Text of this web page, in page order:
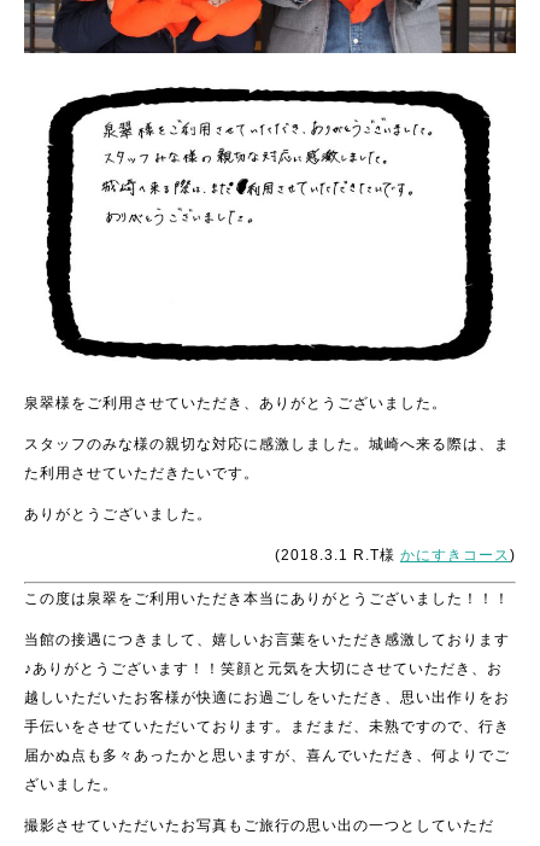
泉翠様をご利用させていただき、ありがとうございました。
スタッフのみな様の親切な対応に感激しました。城崎へ来る際は、ま
た利用させていただきたいです。
ありがとうございました。
(2018.3.1 R.T様 かにすきコース )
この度は泉翠をご利用いただき本当にありがとうございました！！！
当館の接遇につきまして、嬉しいお言葉をいただき感激しております
♪ありがとうございます！！笑顔と元気を大切にさせていただき、お
越しいただいたお客様が快適にお過ごしをいただき、思い出作りをお
手伝いをさせていただいております。まだまだ、未熟ですので、行き
届かぬ点も多々あったかと思いますが、喜んでいただき、何よりでご
ざいました。
撮影させていただいたお写真もご旅行の思い出の一つとしていただ